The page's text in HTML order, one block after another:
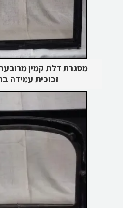
מסגרת דלת קמין
זכוכית עמידה